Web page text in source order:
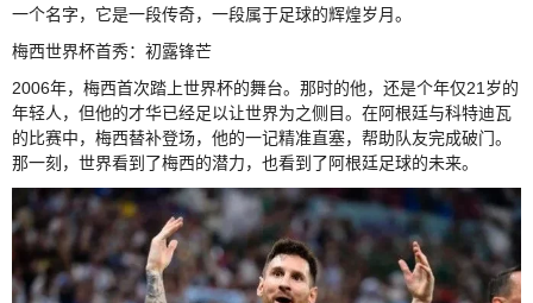
一个名字，它是一段传奇，一段属于足球的辉煌岁月。
梅西世界杯首秀：初露锋芒
2006年，梅西首次踏上世界杯的舞台。那时的他，还是个年仅21岁的
年轻人，但他的才华已经足以让世界为之侧目。在阿根廷与科特迪瓦
的比赛中，梅西替补登场，他的一记精准直塞，帮助队友完成破门。
那一刻，世界看到了梅西的潜力，也看到了阿根廷足球的未来。